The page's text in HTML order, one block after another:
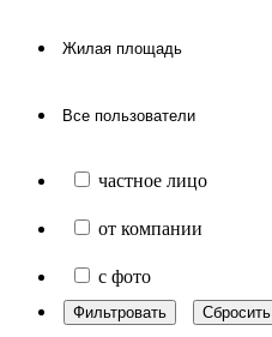
частное лицо
от компании
с фото
Фильтровать Сбросить